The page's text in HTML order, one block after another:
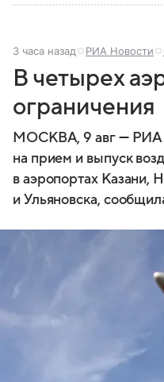
3 часа назад РИА Новости
В четырех
ограничения
МОСКВА, 9 авг — РИА
на прием и выпуск
в аэропортах Казани,
и Ульяновска,